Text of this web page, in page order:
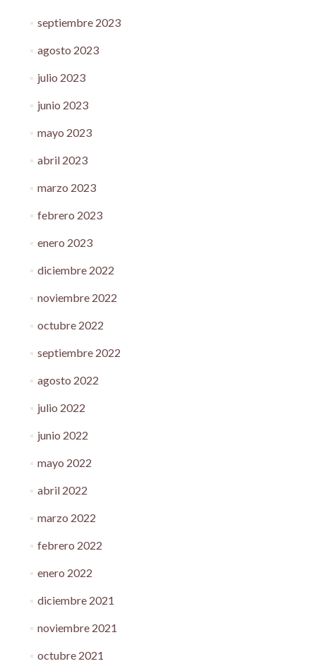
septiembre 2023
agosto 2023
julio 2023
junio 2023
mayo 2023
abril 2023
marzo 2023
febrero 2023
enero 2023
diciembre 2022
noviembre 2022
octubre 2022
septiembre 2022
agosto 2022
julio 2022
junio 2022
mayo 2022
abril 2022
marzo 2022
febrero 2022
enero 2022
diciembre 2021
noviembre 2021
octubre 2021